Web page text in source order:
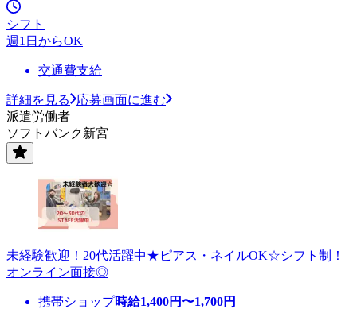
シフト
週1日からOK
交通費支給
詳細を見る
応募画面に進む
派遣労働者
ソフトバンク新宮
未経験歓迎！20代活躍中★ピアス・ネイルOK☆シフト制！
オンライン面接◎
携帯ショップ時給1,400円〜1,700円